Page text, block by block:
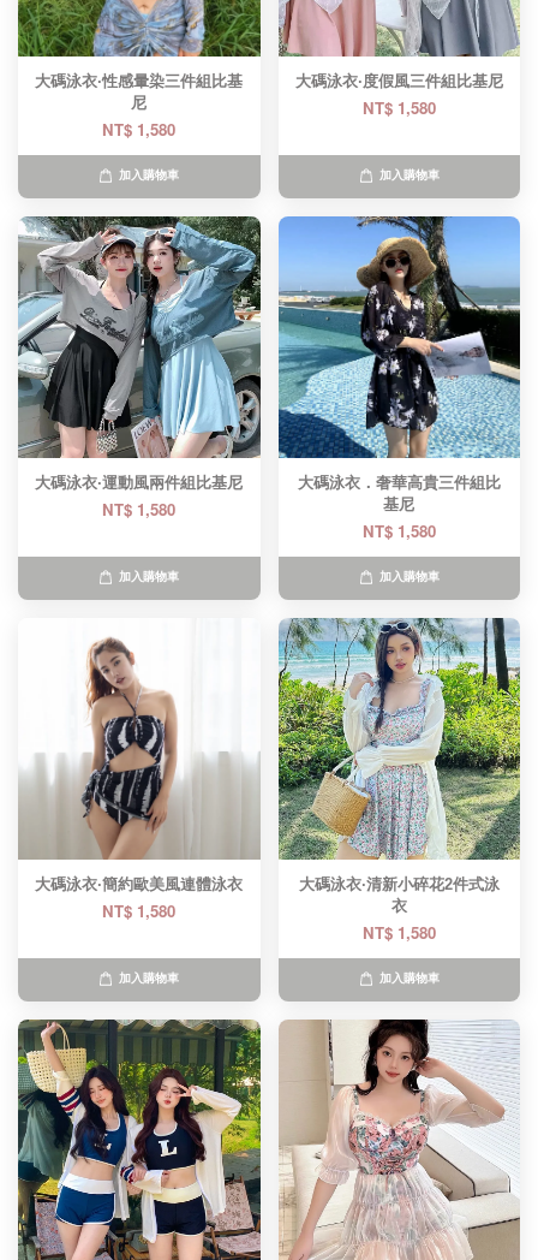
大碼泳衣·性感暈染三件組比基
尼
NT$ 1,580
加入購物車
大碼泳衣·度假風三件組比基尼
NT$ 1,580
加入購物車
大碼泳衣·運動風兩件組比基尼
NT$ 1,580
加入購物車
大碼泳衣．奢華高貴三件組比
基尼
NT$ 1,580
加入購物車
大碼泳衣·簡約歐美風連體泳衣
NT$ 1,580
加入購物車
大碼泳衣·清新小碎花2件式泳
衣
NT$ 1,580
加入購物車